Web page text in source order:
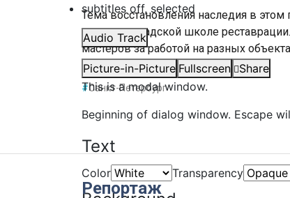
subtitles off, selected
Audio Track
Picture-in-Picture Fullscreen
Share
This is a modal window.
Beginning of dialog window. Escape
Text
Color Transparency
Тема восстановления наследия в этом
лет ленинградской школе
мастеров за работой на разных
презентации.
#Санкт-Петербург
Репортаж